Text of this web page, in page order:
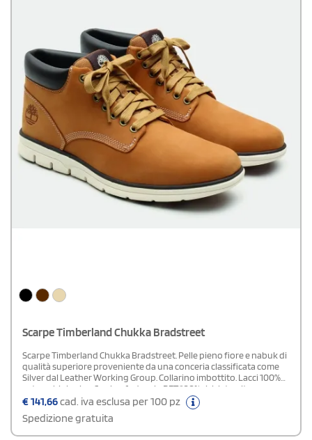
Scarpe Timberland Chukka Bradstreet
Scarpe Timberland Chukka Bradstreet. Pelle pieno fiore e nabuk di
qualità superiore proveniente da una conceria classificata come
Silver dal Leather Working Group. Collarino imbottito. Lacci 100%
cotone biologico. Suola e fodera in PET 100% riciclato ultra-
morbido. Suola OrthoLite® realizzata in poliuretano con il 5% di
gomma riciclata. La tecnologia SensorFlex™ offre sostegno sotto il
piede, un sistema di sospensioni indipendente e maggiore
flessibilità.|Piccoli cuscinetti in gomma (42% di gomma riciclata)|Con
€141,66cad. iva esclusa per 100 pz
Spedizione gratuita